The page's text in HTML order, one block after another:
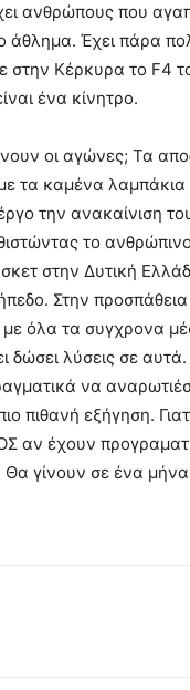
ανθρώπους που
άθλημα. Έχει πάρα
στην Κέρκυρα το F4
ένα κίνητρο.
οι αγώνες; Τα
τα καμένα λαμπάκια
την ανακαίνιση
το
στην Δυτική
Στην
με όλα τα συγχρονα
δώσει λύσεις σε
να
πιθανή εξήγηση.
αν έχουν
Θα γίνουν σε ένα